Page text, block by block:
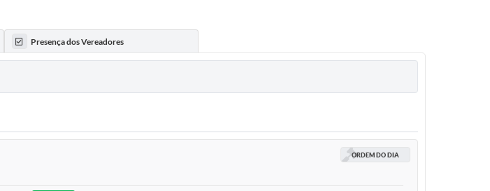
Presença dos Vereadores
ORDEM DO DIA